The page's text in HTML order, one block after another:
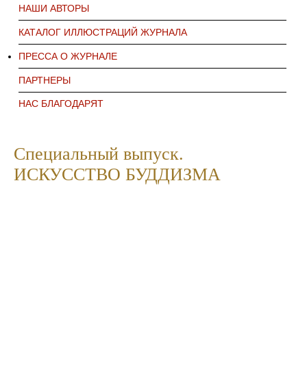
НАШИ АВТОРЫ
КАТАЛОГ ИЛЛЮСТРАЦИЙ ЖУРНАЛА
ПРЕССА О ЖУРНАЛЕ
ПАРТНЕРЫ
НАС БЛАГОДАРЯТ
Специальный выпуск.
ИСКУССТВО БУДДИЗМА